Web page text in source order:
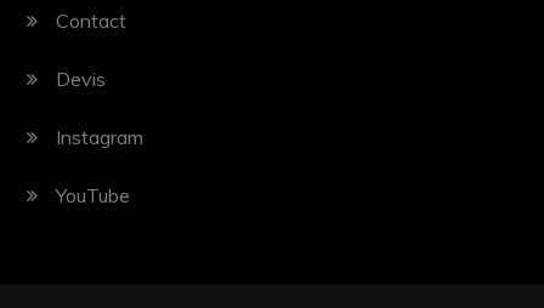
Contact
Devis
Instagram
YouTube